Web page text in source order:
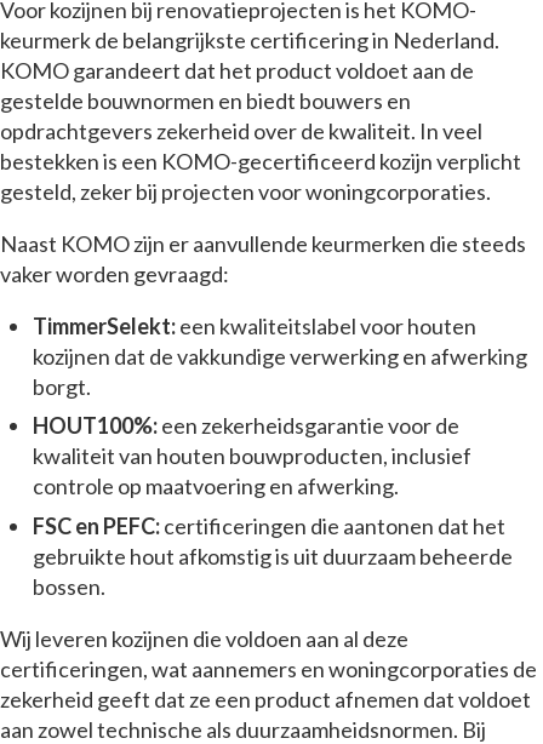
Voor kozijnen bij renovatieprojecten is het KOMO-
keurmerk de belangrijkste certificering in Nederland.
KOMO garandeert dat het product voldoet aan de
gestelde bouwnormen en biedt bouwers en
opdrachtgevers zekerheid over de kwaliteit. In veel
bestekken is een KOMO-gecertificeerd kozijn verplicht
gesteld, zeker bij projecten voor woningcorporaties.
Naast KOMO zijn er aanvullende keurmerken die steeds
vaker worden gevraagd:
TimmerSelekt:een kwaliteitslabel voor houten
kozijnen dat de vakkundige verwerking en afwerking
borgt.
HOUT100%:een zekerheidsgarantie voor de
kwaliteit van houten bouwproducten, inclusief
controle op maatvoering en afwerking.
FSC en PEFC:certificeringen die aantonen dat het
gebruikte hout afkomstig is uit duurzaam beheerde
bossen.
Wij leveren kozijnen die voldoen aan al deze
certificeringen, wat aannemers en woningcorporaties de
zekerheid geeft dat ze een product afnemen dat voldoet
aan zowel technische als duurzaamheidsnormen. Bij